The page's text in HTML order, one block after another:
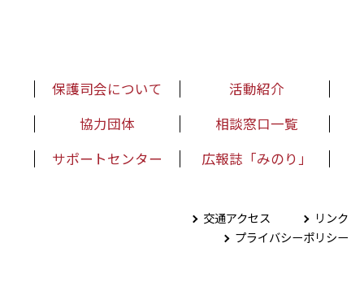
保護司会について
活動紹介
協力団体
相談窓口一覧
サポートセンター
広報誌「みのり」
交通アクセス
リンク
プライバシーポリシー